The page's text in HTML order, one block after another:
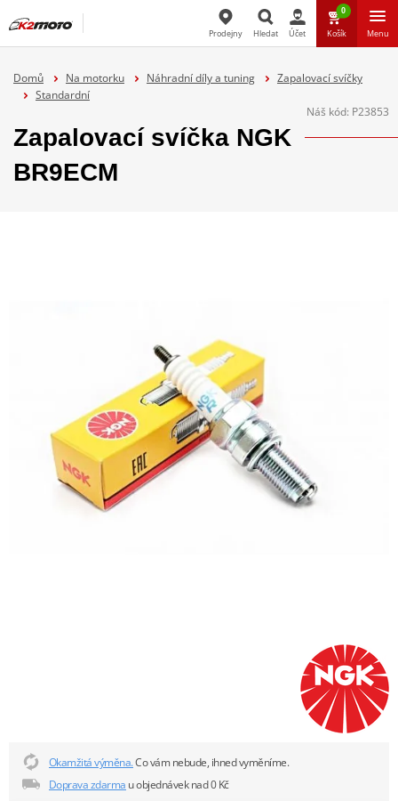
Hledat
Prodejny Hledat Účet
0
Košík Menu
Domů Na motorku Náhradní díly a tuning
Zapalovací svíčky
Standardní
Náš kód: P23853
Zapalovací svíčka NGK
BR9ECM
Okamžitá výměna.Co vám nebude, ihned vyměníme.
Doprava zdarma u objednávek nad 0 Kč